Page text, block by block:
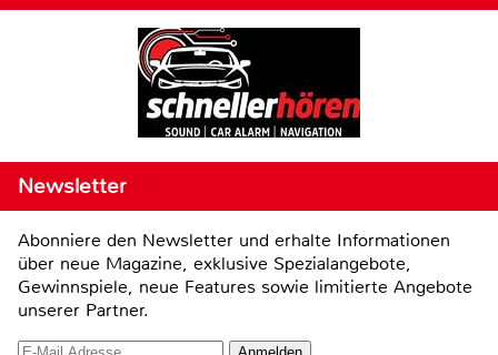
Newsletter
Abonniere den Newsletter und erhalte Informationen
über neue Magazine, exklusive Spezialangebote,
Gewinnspiele, neue Features sowie limitierte Angebote
unserer Partner.